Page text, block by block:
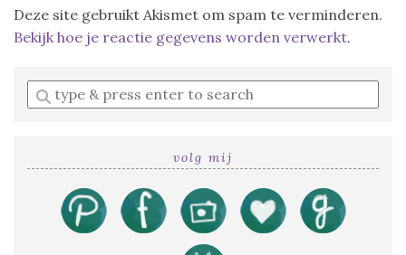
Deze site gebruikt Akismet om spam te verminderen.
Bekijk hoe je reactie gegevens worden verwerkt.
Enter
a
volg mij